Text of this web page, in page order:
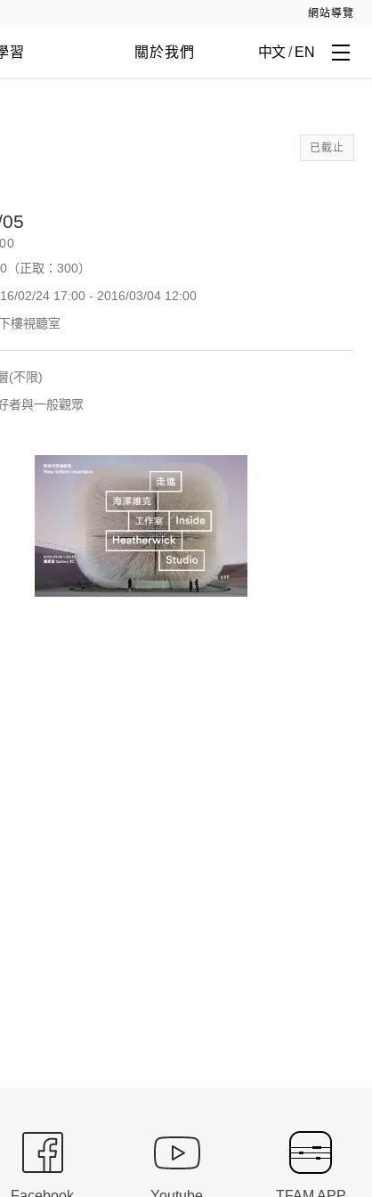
網站導覽
習 關於我們 中文 / EN
已截止
（正取：300）
02/24 17:00 - 2016/03/04 12:00
樓視聽室
(不限)
者與一般觀眾